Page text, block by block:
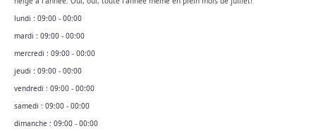
lundi : 09:00 - 00:00
mardi : 09:00 - 00:00
mercredi : 09:00 - 00:00
jeudi : 09:00 - 00:00
vendredi : 09:00 - 00:00
samedi : 09:00 - 00:00
dimanche : 09:00 - 00:00